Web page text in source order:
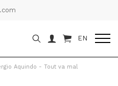
EN
Aquindo - Tout va mal